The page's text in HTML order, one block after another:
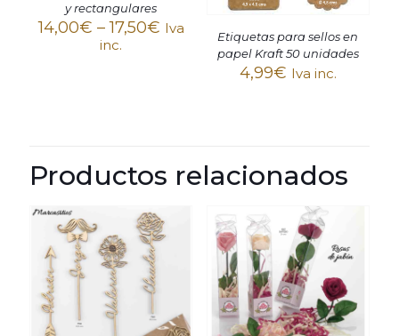
y rectangulares
14,00€ –17,50€ Iva
inc.
Etiquetas para sellos en
papel Kraft 50 unidades
4,99€ Iva inc.
Productos relacionados